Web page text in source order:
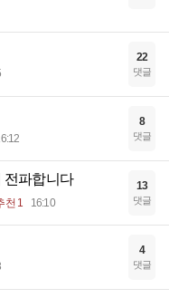
22
댓글
8
댓글
전파합니다
천 1 16:10
13
댓글
4
댓글